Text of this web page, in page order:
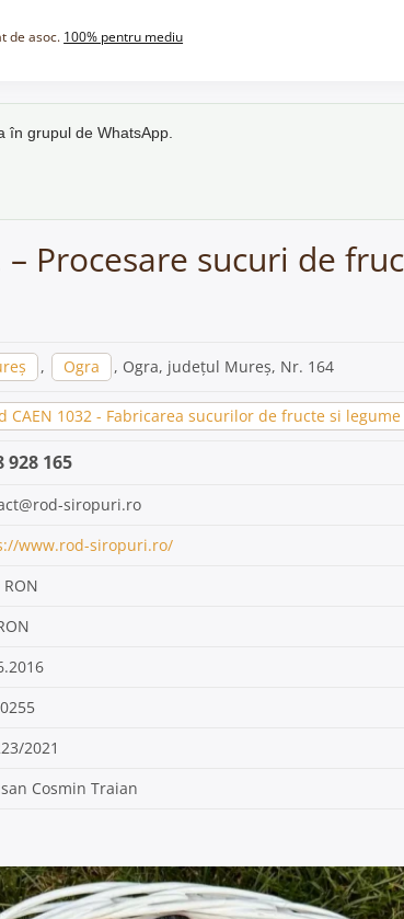
de asoc. 100% pentru mediu
în grupul de WhatsApp.
– Procesare sucuri de
, Ogra , Ogra, județul Mureș, Nr. 164
CAEN 1032 - Fabricarea sucurilor de fructe si legume
928 165
siropuri.ro
www.rod-siropuri.ro/
2021
Cosmin Traian